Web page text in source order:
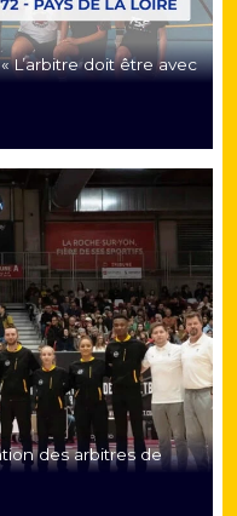
L’arbitre doit être avec
des arbitres de